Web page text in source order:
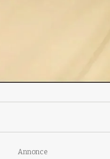
Annonce